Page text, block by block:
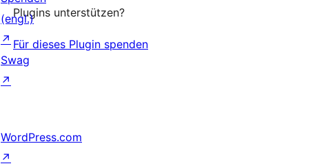
Plugins unterstützen?
Für dieses Plugin spenden
(engl.)
↗
Swag
↗
WordPress.com
↗